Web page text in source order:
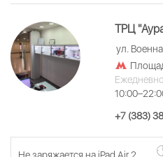
ТРЦ
ул.
Ежедневно
+7 (383)